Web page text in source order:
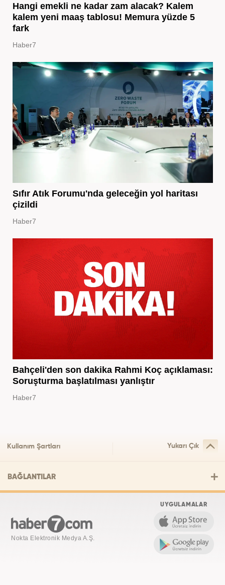
Hangi emekli ne kadar zam alacak? Kalem
kalem yeni maaş tablosu! Memura yüzde 5
fark
Haber7
Sıfır Atık Forumu'nda geleceğin yol haritası
çizildi
Haber7
Bahçeli'den son dakika Rahmi Koç açıklaması:
Soruşturma başlatılması yanlıştır
Haber7
Kullanım Şartları Yukarı Çık
BAĞLANTILAR
Nokta Elektronik Medya A.Ş.
UYGULAMALAR